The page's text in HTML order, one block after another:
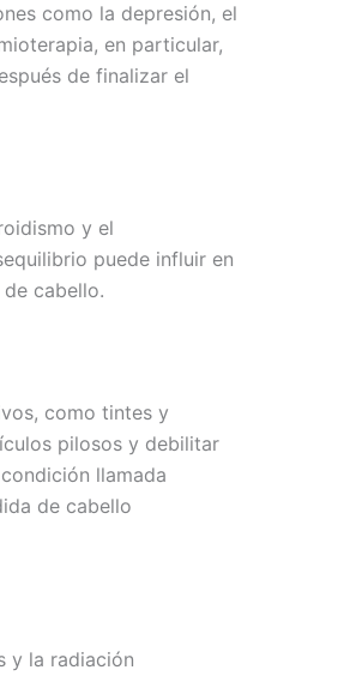
como la depresión, el
en particular,
de finalizar el
y el
puede influir en
cabello.
como tintes y
pilosos y debilitar
llamada
de cabello
y la radiación